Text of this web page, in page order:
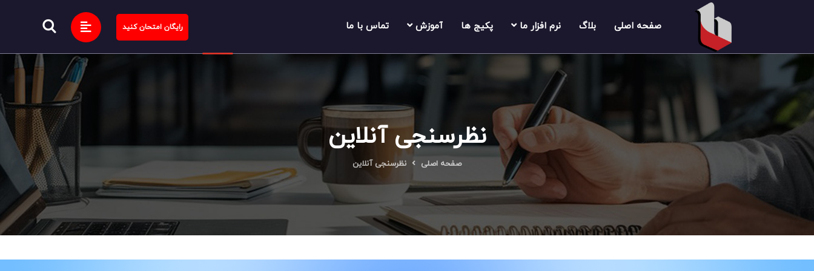
صفحه اصلی بلاگ نرم افزار ما پکیج ها آموزش تماس با ما رایگان امتحان کنید
نظرسنجی آنلاین
صفحه اصلی نظرسنجی آنلاین